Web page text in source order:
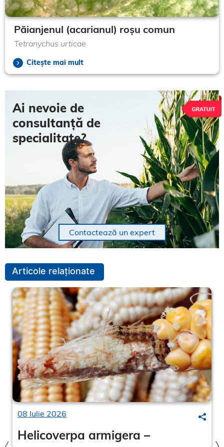
Păianjenul (acarianul) roșu comun
Tetranychus urticae
Citește mai mult
Ai nevoie de
consultanță de
specialitate?
Contactează un expert
Articole relaționate
08 Iulie 2026
Helicoverpa armigera –